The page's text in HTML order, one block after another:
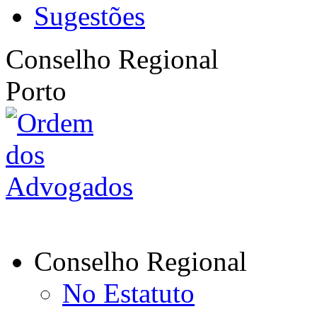
Sugestões
Conselho Regional
Porto
Conselho Regional
No Estatuto